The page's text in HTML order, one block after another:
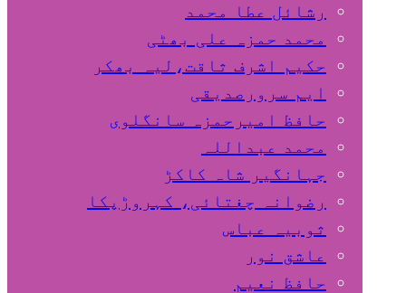
رشائل عطا محمد
محمد حمزہ علی بھٹی
حکیم اشرف ثاقت،لیہ بھکر
ایم سرورصدیقی
حافظ امیرحمزہ سانگلوی
محمد عبداللہ
جہانگیر شاہ کاکڑ
رضوانہ چغتائی، کہروڑپکا
ثوبیہ عباس
عاشق نور
حافظ نعیم